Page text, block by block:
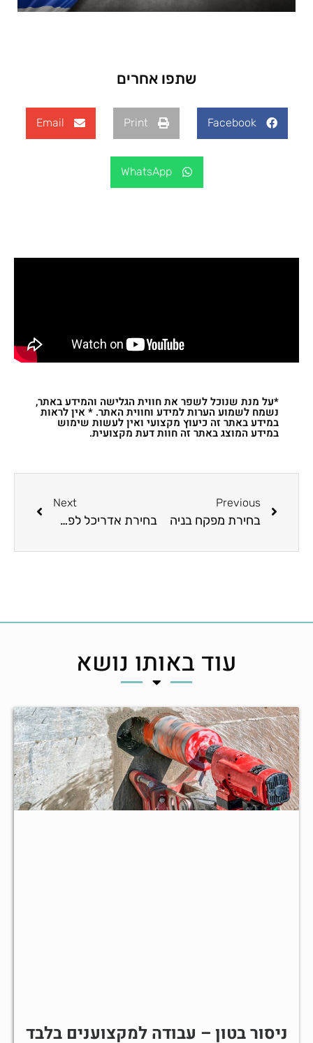
שתפו אחרים
Facebook
Print
Email
WhatsApp
*על מנת שנוכל לשפר את חווית הגלישה והמידע באתר,
נשמח לשמוע הערות למידע וחווית האתר. * אין לראות
במידע באתר זה כיעוץ מקצועי ואין לעשות שימוש
במידע המוצג באתר זה חוות דעת מקצועית.
Previous
בחירת מפקח בניה
Next
בחירת אדריכל לפרויקט הבניה
עוד באותו נושא
ניסור בטון – עבודה למקצוענים בלבד